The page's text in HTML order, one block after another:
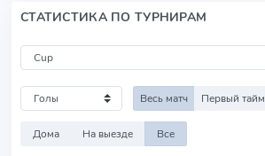
СТАТИСТИКА ПО ТУРНИРАМ
Весь матч Первый тайм
Дома На выезде Все